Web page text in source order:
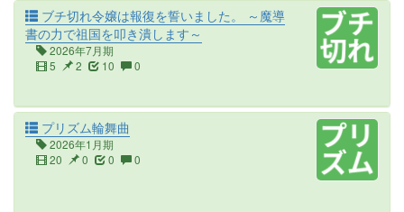
ブチ切れ令嬢は報復を誓いました。 ～魔導
書の力で祖国を叩き潰します～
2026年7月期
5
2 10 0
プリズム輪舞曲
2026年1月期
20
0 0 0